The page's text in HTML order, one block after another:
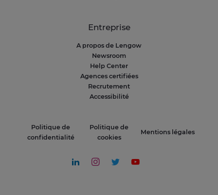
Entreprise
A propos de Lengow
Newsroom
Help Center
Agences certifiées
Recrutement
Accessibilité
Politique de
confidentialité
Politique de
cookies
Mentions légales